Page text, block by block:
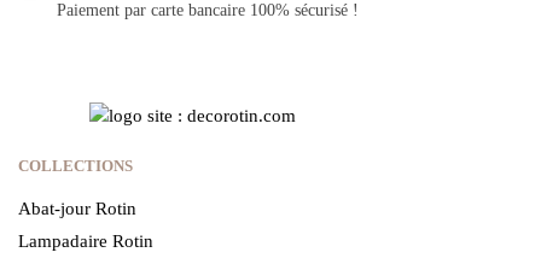
Paiement par carte bancaire 100% sécurisé !
COLLECTIONS
Abat-jour Rotin
Lampadaire Rotin